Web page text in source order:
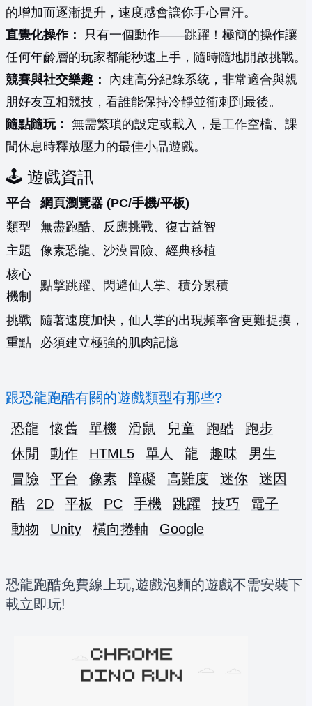
的增加而逐漸提升，速度感會讓你手心冒汗。
直覺化操作：
只有一個動作——跳躍！極簡的操作讓
任何年齡層的玩家都能秒速上手，隨時隨地開啟挑戰。
競賽與社交樂趣：
內建高分紀錄系統，非常適合與親
朋好友互相競技，看誰能保持冷靜並衝刺到最後。
隨點隨玩： 無需繁瑣的設定或載入，是工作空檔、課
間休息時釋放壓力的最佳小品遊戲。
🕹️ 遊戲資訊
平台
網頁瀏覽器 (PC/手機/平板)
類型
無盡跑酷、反應挑戰、復古益智
主題
像素恐龍、沙漠冒險、經典移植
核心
機制
點擊跳躍、閃避仙人掌、積分累積
挑戰
重點
隨著速度加快，仙人掌的出現頻率會更難捉摸，
必須建立極強的肌肉記憶
跟恐龍跑酷有關的遊戲類型有那些?
恐龍
懷舊 單機 滑鼠 兒童 跑酷
跑步
休閒
動作 HTML5 單人 龍 趣味
男生
冒險
平台 像素 障礙 高難度 迷你
迷因
酷
2D 平板 PC 手機 跳躍 技巧
電子
動物
Unity 橫向捲軸 Google
恐龍跑酷免費線上玩,遊戲泡麵的遊戲不需安裝下
載立即玩!